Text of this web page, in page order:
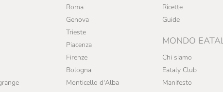
Roma
Genova
Trieste
Piacenza
Firenze
Bologna
Monticello d'Alba
Ricette
Guide
MONDO
Chi siamo
Eataly Club
Manifesto